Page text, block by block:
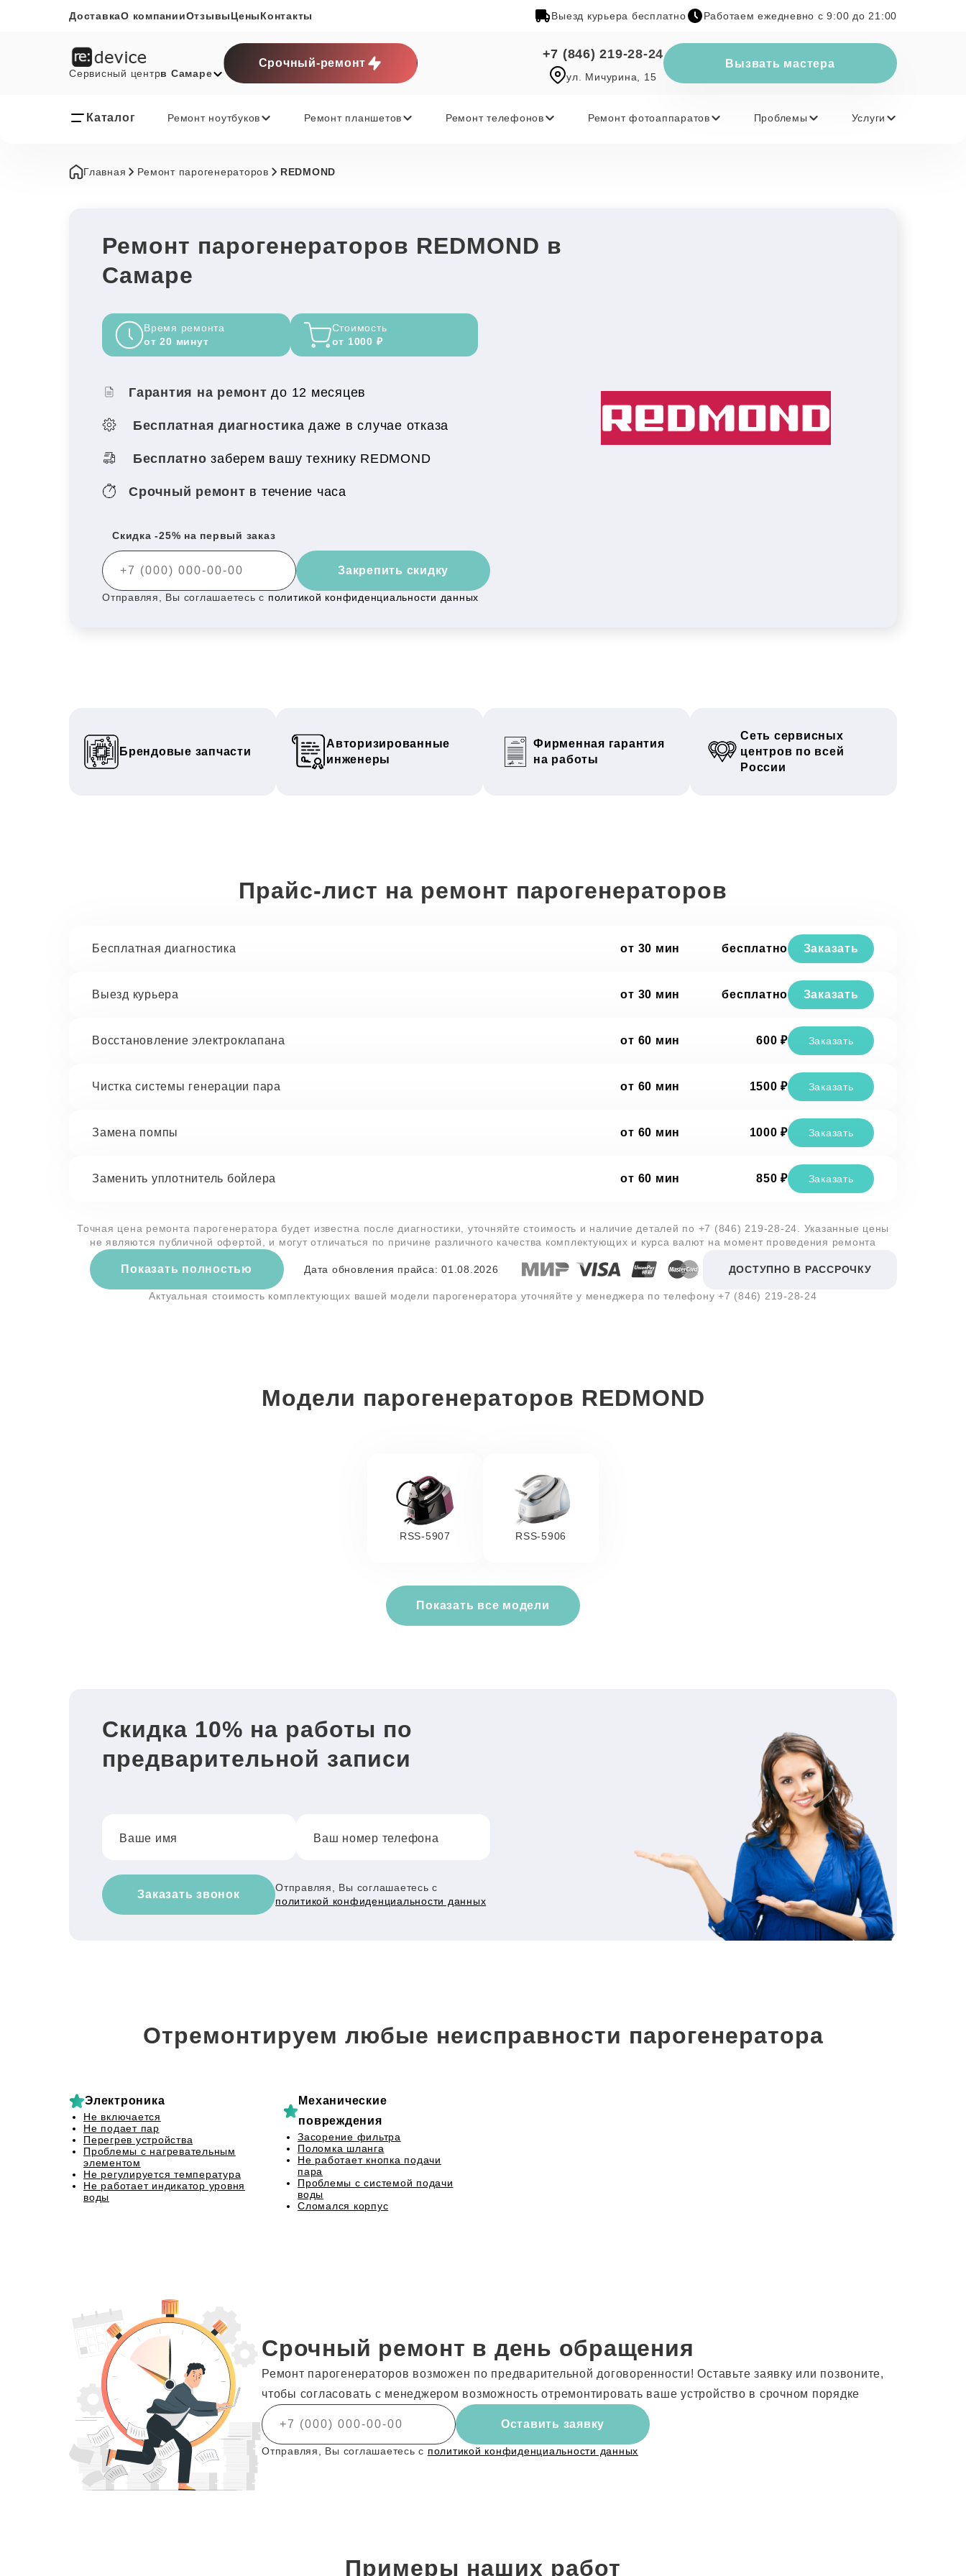
ДоставкаО компанииОтзывыЦеныКонтакты Выезд курьера бесплатно Работаем ежедневно с 9:00 до 21:00
Сервисный центрв Самаре
Срочный-ремонт
+7 (846) 219-28-24
ул. Мичурина, 15
Вызвать мастера
Каталог Ремонт ноутбуков Ремонт планшетов Ремонт телефонов Ремонт фотоаппаратов Проблемы Услуги
Главная Ремонт парогенераторов REDMOND
Ремонт парогенераторов REDMOND в
Самаре
Время ремонта
от 20 минут
Стоимость
от 1000 ₽
Гарантия на ремонтдо 12 месяцев
Бесплатная диагностика даже в случае отказа
Бесплатно заберем вашу технику REDMOND
Срочный ремонт в течение часа
Скидка -25% на первый заказ
Закрепить скидку
Отправляя, Вы соглашаетесь с политикой конфиденциальности данных
Брендовые запчасти
Авторизированные
инженеры
Фирменная гарантия
на работы
Сеть сервисных
центров по всей
России
Прайс-лист на ремонт парогенераторов
Бесплатная диагностика от 30 мин бесплатно Заказать
Выезд курьера от 30 мин бесплатно Заказать
Восстановление электроклапана от 60 мин 600 ₽ Заказать
Чистка системы генерации пара от 60 мин 1500 ₽ Заказать
Замена помпы от 60 мин 1000 ₽ Заказать
Заменить уплотнитель бойлера от 60 мин 850 ₽ Заказать
Точная цена ремонта парогенератора будет известна после диагностики, уточняйте стоимость и наличие деталей по +7 (846) 219-28-24 . Указанные цены
не являются публичной офертой, и могут отличаться по причине различного качества комплектующих и курса валют на момент проведения ремонта
Показать полностью Дата обновления прайса: 01.08.2026 ДОСТУПНО В РАССРОЧКУ
Актуальная стоимость комплектующих вашей модели парогенератора уточняйте у менеджера по телефону+7 (846) 219-28-24
Модели парогенераторов REDMOND
RSS-5907 RSS-5906
Показать все модели
Скидка 10% на работы по
предварительной записи
Ваше имя Ваш номер телефона
Заказать звонок
Отправляя, Вы соглашаетесь с
политикой конфиденциальности данных
Отремонтируем любые неисправности парогенератора
Электроника
Не включается
Не подает пар
Перегрев устройства
Проблемы с нагревательным
элементом
Не регулируется температура
Не работает индикатор уровня
воды
Механические
повреждения
Засорение фильтра
Поломка шланга
Не работает кнопка подачи
пара
Проблемы с системой подачи
воды
Сломался корпус
Срочный ремонт в день обращения
Ремонт парогенераторов возможен по предварительной договоренности! Оставьте заявку или позвоните,
чтобы согласовать с менеджером возможность отремонтировать ваше устройство в срочном порядке
Оставить заявку
Отправляя, Вы соглашаетесь с политикой конфиденциальности данных
Примеры наших работ